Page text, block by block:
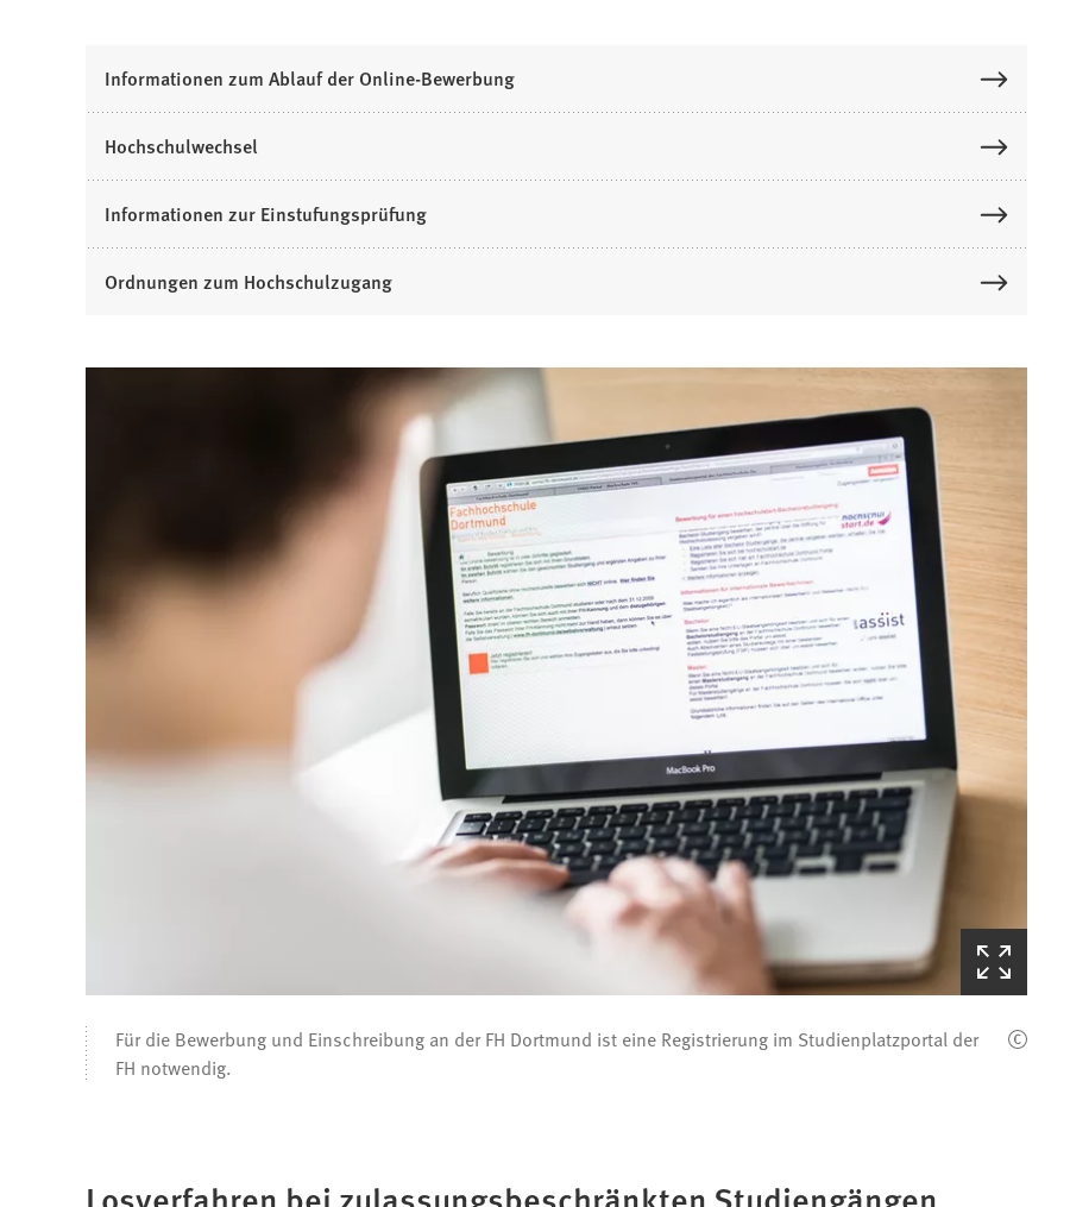
Informationen zum Ablauf der Online-Bewerbung
Hochschulwechsel
Informationen zur Einstufungsprüfung
Ordnungen zum Hochschulzugang
(Startet
den
Für die Bewerbung und Einschreibung an der FH Dortmund ist eine Registrierung im Studienplatzportal der
FH notwendig.